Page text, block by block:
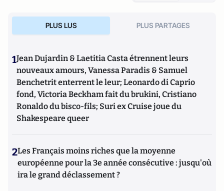
PLUS LUS PLUS PARTAGES
1Jean Dujardin & Laetitia Casta étrennent leurs
nouveaux amours, Vanessa Paradis & Samuel
Benchetrit enterrent le leur; Leonardo di Caprio
fond, Victoria Beckham fait du brukini, Cristiano
Ronaldo du bisco-fils; Suri ex Cruise joue du
Shakespeare queer
2Les Français moins riches que la moyenne
européenne pour la 3e année consécutive : jusqu'où
ira le grand déclassement ?